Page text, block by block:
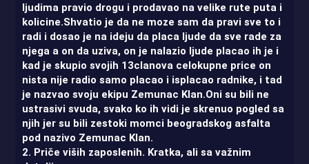
ljudima pravio drogu i prodavao na velike rute puta i
kolicine.Shvatio je da ne moze sam da pravi sve to i
radi i dosao je na ideju da placa ljude da sve rade za
njega a on da uziva, on je nalazio ljude placao ih je i
kad je skupio svojih 13clanova celokupne price on
nista nije radio samo placao i isplacao radnike, i tad
je nazvao svoju ekipu Zemunac Klan.Oni su bili ne
ustrasivi svuda, svako ko ih vidi je skrenuo pogled sa
njih jer su bili zestoki momci beogradskog asfalta
pod nazivo Zemunac Klan.
2. Priče viših zaposlenih. Kratka, ali sa važnim